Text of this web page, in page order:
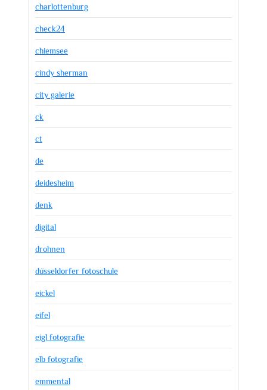
charlottenburg
check24
chiemsee
cindy sherman
city galerie
ck
ct
de
deidesheim
denk
digital
drohnen
düsseldorfer fotoschule
eickel
eifel
eigl fotografie
elb fotografie
emmental